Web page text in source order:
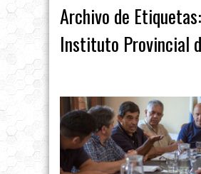
Archivo de Etiquetas:
Instituto Provincial